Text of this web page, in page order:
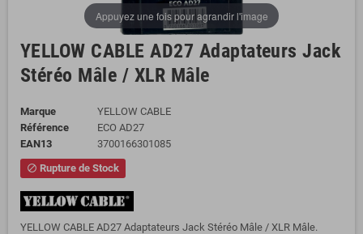
Appuyez une fois pour agrandir l'image
YELLOW CABLE AD27 Adaptateurs Jack
Stéréo Mâle / XLR Mâle
Marque
YELLOW CABLE
Référence
ECO AD27
EAN13
3700166301085
block Rupture de Stock
YELLOW CABLE AD27 Adaptateurs Jack Stéréo Mâle / XLR Mâle.